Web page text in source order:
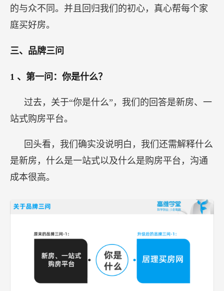
的与众不同。并且回归我们的初心，真心帮每个家
庭买好房。
三、品牌三问
1 、第一问：你是什么？
过去，关于“你是什么”，我们的回答是新房、一
站式购房平台。
回头看，我们确实没说明白，我们还需解释什么
是新房，什么是一站式以及什么是购房平台，沟通
成本很高。